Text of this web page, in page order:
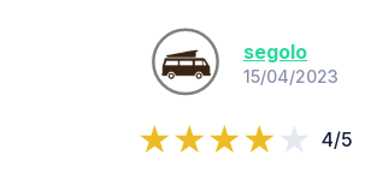
segolo
15/04/2023
4/5